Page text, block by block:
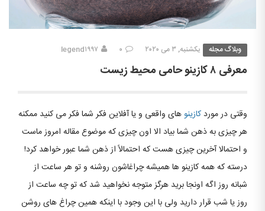
وبلاگ مجله یکشنبه, ۳ می ۲۰۲۰ ۰ legend۱۹۹۷
معرفی ۸ کازینو حامی محیط زیست
وقتی در مورد کازینوهای واقعی و یا آفلاین فکر شما فکر می کنید ممکنه
هر چیزی به ذهن شما بیاد الا اون چیزی که موضوع مقاله امروز ماست
و احتمالا آخرین چیزی هست که احتمالاً از ذهن شما عبور خواهد کرد!
درسته که همه کازینو ها همیشه چراغاشون روشنه و تو هر ساعت از
شبانه روز اگه اونجا برید هرگز متوجه نخواهید شد که تو چه ساعت از
روز یا شب قرار دارید ولی با این وجود با اینکه همین چراغ های روشن